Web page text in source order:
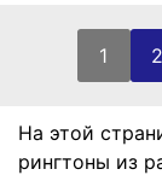
Пагинация
1 2
На этой
рингтоны из